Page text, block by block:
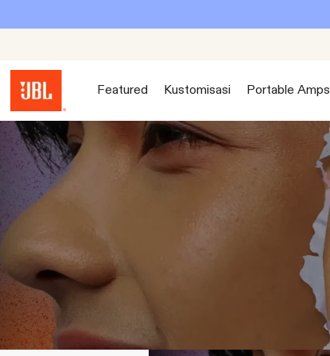
Featured Kustomisasi Portable Amps